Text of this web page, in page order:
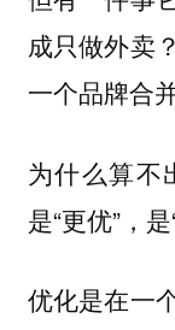
成只做外卖
一个品牌合
为什么算不
是“更优”，是
优化是在一